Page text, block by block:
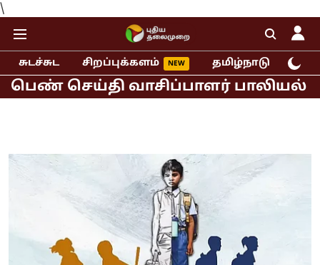
\
சுடச்சுட சிறப்புக்களம் தமிழ்நாடு
வாசிப்பாளர் பாலியல் புகார்!